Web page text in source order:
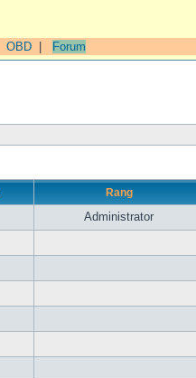
OBD Forum
Rang
Administrator